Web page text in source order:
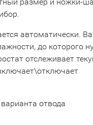
автоматически.
до которого
отслеживает
отвода